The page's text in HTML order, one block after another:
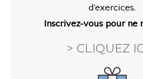
d’exercices.
Inscrivez-vous pour ne
> CLIQUEZ